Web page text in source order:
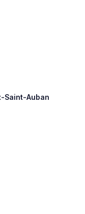
Saint-Auban